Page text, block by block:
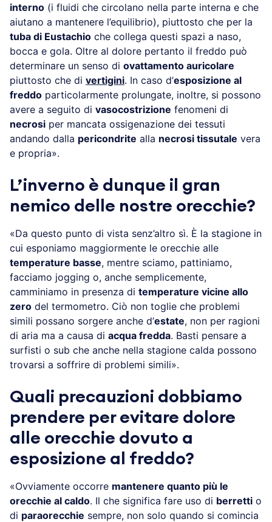
interno (i fluidi che circolano nella parte interna e che
aiutano a mantenere l’equilibrio), piuttosto che per la
tuba di Eustachio che collega questi spazi a naso,
bocca e gola. Oltre al dolore pertanto il freddo può
determinare un senso di ovattamento auricolare
piuttosto che di vertigini. In caso d’esposizione al
freddo particolarmente prolungate, inoltre, si possono
avere a seguito di vasocostrizione fenomeni di
necrosi per mancata ossigenazione dei tessuti
andando dalla pericondrite alla necrosi tissutale vera
e propria».
L’inverno è dunque il gran
nemico delle nostre orecchie?
«Da questo punto di vista senz’altro sì. È la stagione in
cui esponiamo maggiormente le orecchie alle
temperature basse, mentre sciamo, pattiniamo,
facciamo jogging o, anche semplicemente,
camminiamo in presenza di temperature vicine allo
zero del termometro. Ciò non toglie che problemi
simili possano sorgere anche d’estate, non per ragioni
di aria ma a causa di acqua fredda. Basti pensare a
surfisti o sub che anche nella stagione calda possono
trovarsi a soffrire di problemi simili».
Quali precauzioni dobbiamo
prendere per evitare dolore
alle orecchie dovuto a
esposizione al freddo?
«Ovviamente occorre mantenere quanto più le
orecchie al caldo. Il che significa fare uso di berretti o
di paraorecchie sempre, non solo quando si comincia